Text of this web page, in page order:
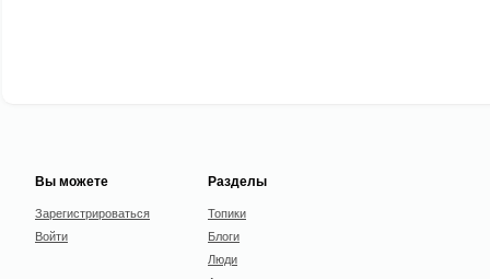
Вы можете
Зарегистрироваться
Войти
Разделы
Топики
Блоги
Люди